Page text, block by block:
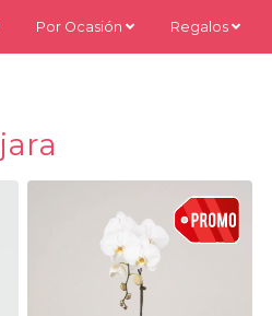
Por Ocasión Regalos